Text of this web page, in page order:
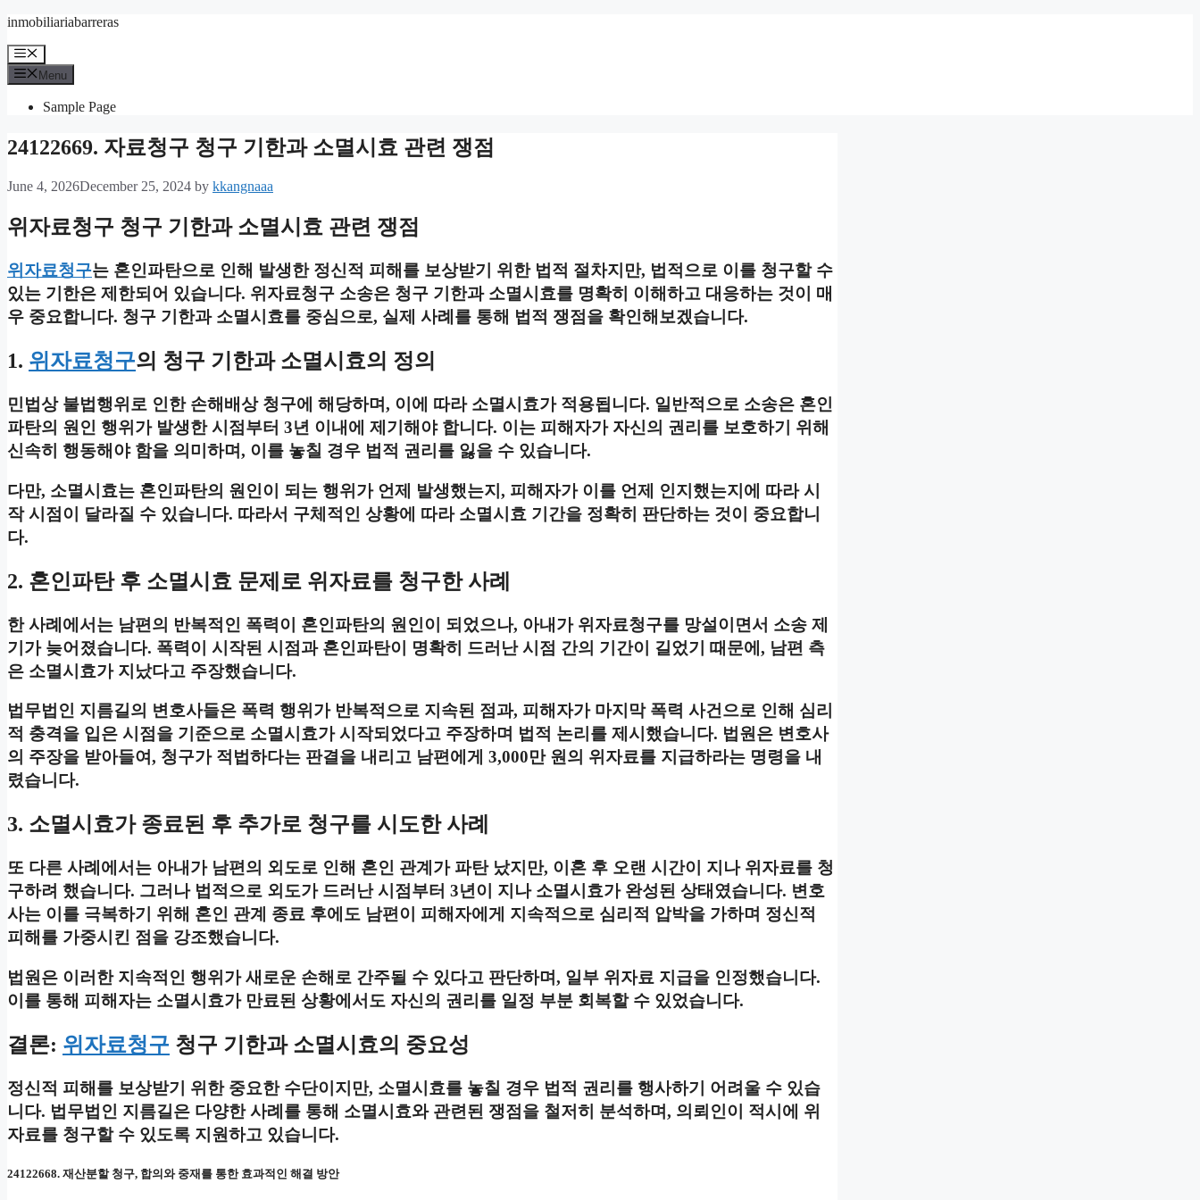
Skip
content
inmobiliariabarreras
Menu
Menu
Sample Page
24122669. 자료청구 청구 기한과 소멸시효 관련 쟁점
June 4, 2026December 25, 2024 by kkangnaaa
위자료청구 청구 기한과 소멸시효 관련 쟁점
위자료청구는 혼인파탄으로 인해 발생한 정신적 피해를 보상받기 위한 법적 절차지만, 법적으로 이를 청구할 수
있는 기한은 제한되어 있습니다. 위자료청구 소송은 청구 기한과 소멸시효를 명확히 이해하고 대응하는 것이 매
우 중요합니다. 청구 기한과 소멸시효를 중심으로, 실제 사례를 통해 법적 쟁점을 확인해보겠습니다.
1. 위자료청구의 청구 기한과 소멸시효의 정의
민법상 불법행위로 인한 손해배상 청구에 해당하며, 이에 따라 소멸시효가 적용됩니다. 일반적으로 소송은 혼인
파탄의 원인 행위가 발생한 시점부터 3년 이내에 제기해야 합니다. 이는 피해자가 자신의 권리를 보호하기 위해
신속히 행동해야 함을 의미하며, 이를 놓칠 경우 법적 권리를 잃을 수 있습니다.
다만, 소멸시효는 혼인파탄의 원인이 되는 행위가 언제 발생했는지, 피해자가 이를 언제 인지했는지에 따라 시
작 시점이 달라질 수 있습니다. 따라서 구체적인 상황에 따라 소멸시효 기간을 정확히 판단하는 것이 중요합니
다.
2. 혼인파탄 후 소멸시효 문제로 위자료를 청구한 사례
한 사례에서는 남편의 반복적인 폭력이 혼인파탄의 원인이 되었으나, 아내가 위자료청구를 망설이면서 소송 제
기가 늦어졌습니다. 폭력이 시작된 시점과 혼인파탄이 명확히 드러난 시점 간의 기간이 길었기 때문에, 남편 측
은 소멸시효가 지났다고 주장했습니다.
법무법인 지름길의 변호사들은 폭력 행위가 반복적으로 지속된 점과, 피해자가 마지막 폭력 사건으로 인해 심리
적 충격을 입은 시점을 기준으로 소멸시효가 시작되었다고 주장하며 법적 논리를 제시했습니다. 법원은 변호사
의 주장을 받아들여, 청구가 적법하다는 판결을 내리고 남편에게 3,000만 원의 위자료를 지급하라는 명령을 내
렸습니다.
3. 소멸시효가 종료된 후 추가로 청구를 시도한 사례
또 다른 사례에서는 아내가 남편의 외도로 인해 혼인 관계가 파탄 났지만, 이혼 후 오랜 시간이 지나 위자료를 청
구하려 했습니다. 그러나 법적으로 외도가 드러난 시점부터 3년이 지나 소멸시효가 완성된 상태였습니다. 변호
사는 이를 극복하기 위해 혼인 관계 종료 후에도 남편이 피해자에게 지속적으로 심리적 압박을 가하며 정신적
피해를 가중시킨 점을 강조했습니다.
법원은 이러한 지속적인 행위가 새로운 손해로 간주될 수 있다고 판단하며, 일부 위자료 지급을 인정했습니다.
이를 통해 피해자는 소멸시효가 만료된 상황에서도 자신의 권리를 일정 부분 회복할 수 있었습니다.
결론: 위자료청구 청구 기한과 소멸시효의 중요성
정신적 피해를 보상받기 위한 중요한 수단이지만, 소멸시효를 놓칠 경우 법적 권리를 행사하기 어려울 수 있습
니다. 법무법인 지름길은 다양한 사례를 통해 소멸시효와 관련된 쟁점을 철저히 분석하며, 의뢰인이 적시에 위
자료를 청구할 수 있도록 지원하고 있습니다.
24122668. 재산분할 청구, 합의와 중재를 통한 효과적인 해결 방안